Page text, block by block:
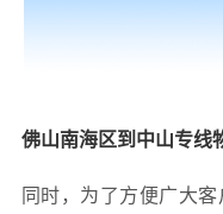
佛山南海区到中山专线
同时，为了方便广大